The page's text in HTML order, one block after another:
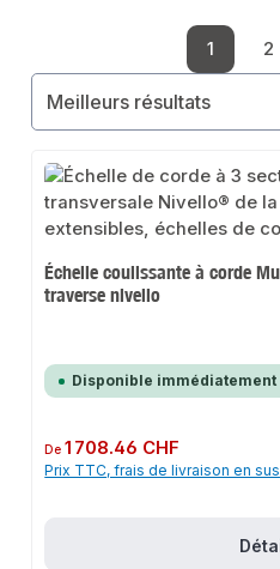
Page
1 2
Échelle coulissante à corde
traverse nivello
Disponible immédiatement
Prix régulier :
De1 708.46 CHF
Prix TTC, frais de livraison en sus